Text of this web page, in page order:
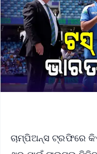
ଚାମ୍ପିଅନ୍ସ ଟ୍ରଫିରେ